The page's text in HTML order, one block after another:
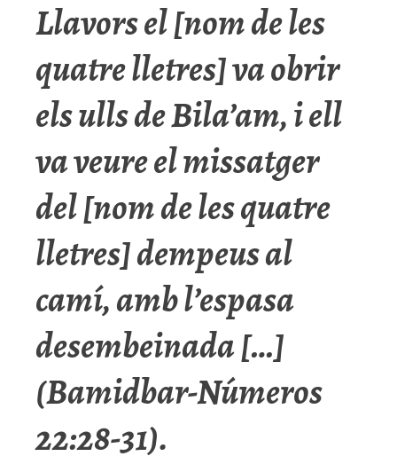
Llavors el [nom de les
quatre lletres] va obrir
els ulls de Bila’am, i ell
va veure el missatger
del [nom de les quatre
lletres] dempeus al
camí, amb l’espasa
desembeinada […]
(Bamidbar-Números
22:28-31).